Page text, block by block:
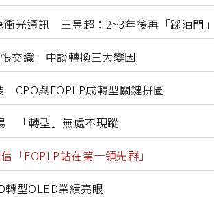
光通訊 王昱超：2~3年後再「踩油門」
交織」中談轉換三大變因
CPO與FOPLP成轉型關鍵拼圖
「轉型」無處不現蹤
「FOPLP站在第一領先群」
型OLED業績亮眼